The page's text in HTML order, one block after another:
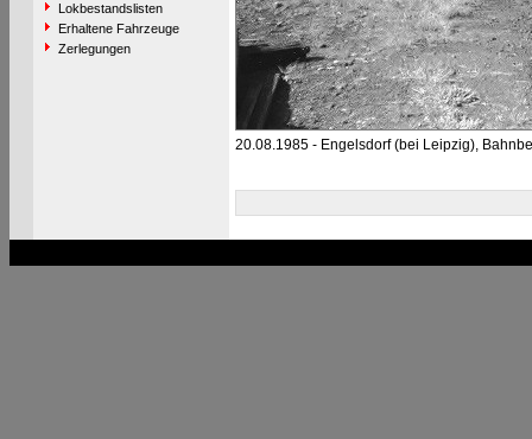
Lokbestandslisten
Erhaltene Fahrzeuge
Zerlegungen
20.08.1985 - Engelsdorf (bei Leipzig),